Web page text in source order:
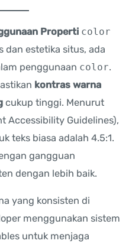
Properti color
dan estetika situs, ada
penggunaan color.
kontras warna
cukup tinggi. Menurut
Accessibility Guidelines),
teks biasa adalah 4.5:1.
gangguan
dengan lebih baik.
yang konsisten di
menggunakan sistem
untuk menjaga